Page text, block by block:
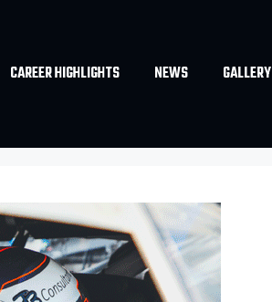
CAREER HIGHLIGHTS NEWS GALLERY